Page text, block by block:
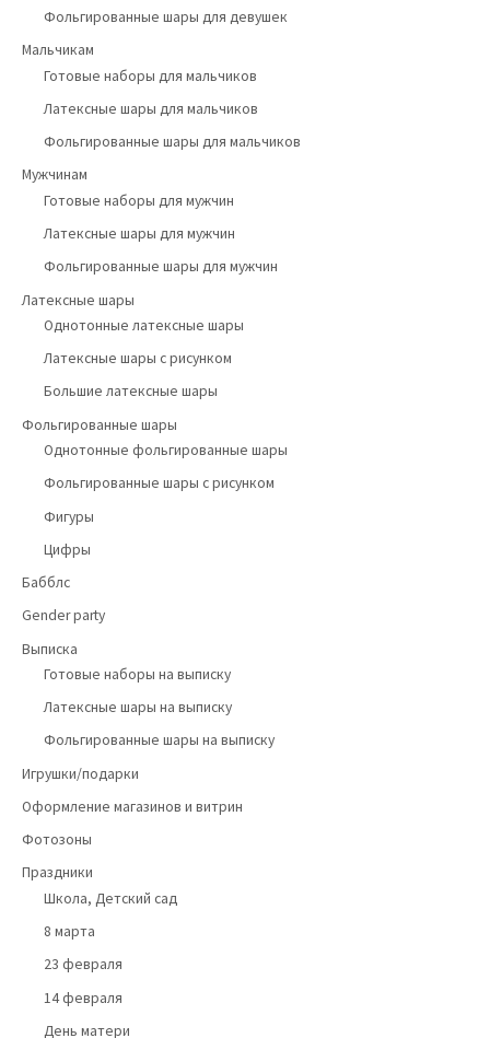
Фольгированные шары для девушек
Мальчикам
Готовые наборы для мальчиков
Латексные шары для мальчиков
Фольгированные шары для мальчиков
Мужчинам
Готовые наборы для мужчин
Латексные шары для мужчин
Фольгированные шары для мужчин
Латексные шары
Однотонные латексные шары
Латексные шары с рисунком
Большие латексные шары
Фольгированные шары
Однотонные фольгированные шары
Фольгированные шары с рисунком
Фигуры
Цифры
Бабблс
Gender party
Выписка
Готовые наборы на выписку
Латексные шары на выписку
Фольгированные шары на выписку
Игрушки/подарки
Оформление магазинов и витрин
Фотозоны
Праздники
Школа, Детский сад
8 марта
23 февраля
14 февраля
День матери